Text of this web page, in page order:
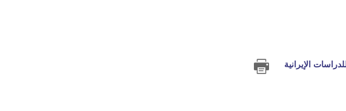
الإيرانية